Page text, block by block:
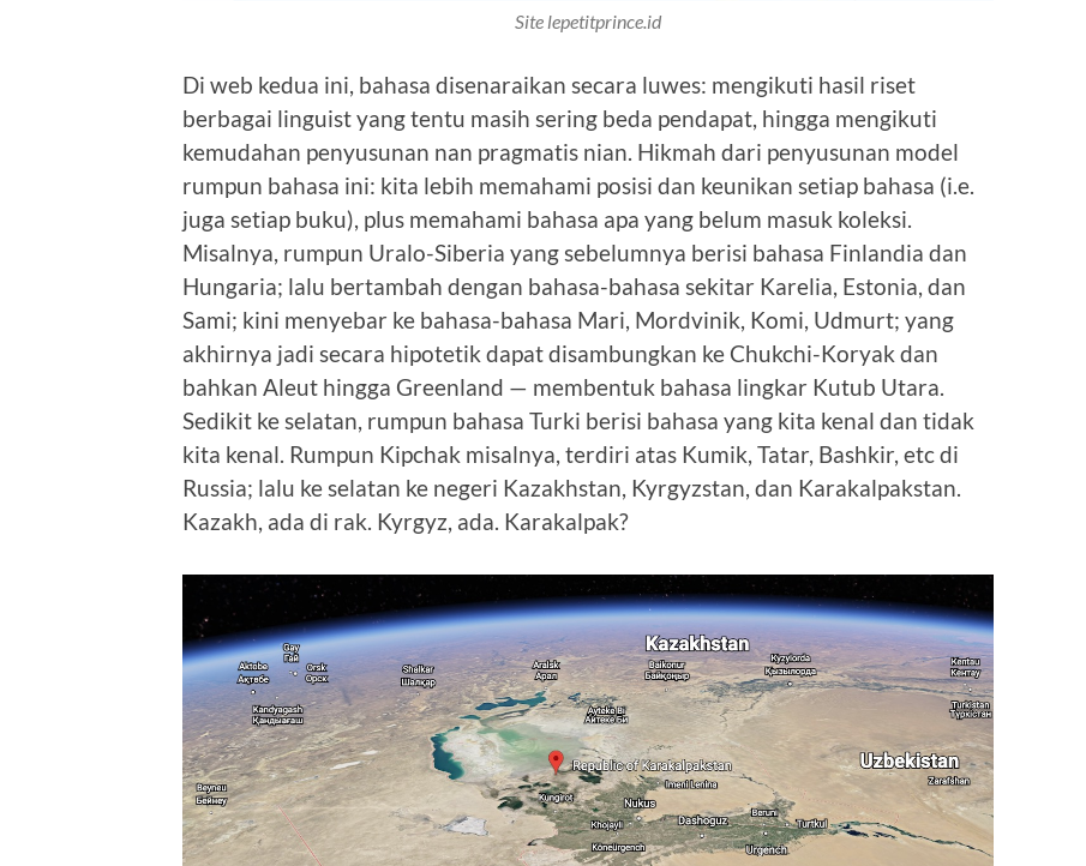
Site lepetitprince.id
Di web kedua ini, bahasa disenaraikan secara luwes: mengikuti hasil riset
berbagai linguist yang tentu masih sering beda pendapat, hingga mengikuti
kemudahan penyusunan nan pragmatis nian. Hikmah dari penyusunan model
rumpun bahasa ini: kita lebih memahami posisi dan keunikan setiap bahasa (i.e.
juga setiap buku), plus memahami bahasa apa yang belum masuk koleksi.
Misalnya, rumpun Uralo-Siberia yang sebelumnya berisi bahasa Finlandia dan
Hungaria; lalu bertambah dengan bahasa-bahasa sekitar Karelia, Estonia, dan
Sami; kini menyebar ke bahasa-bahasa Mari, Mordvinik, Komi, Udmurt; yang
akhirnya jadi secara hipotetik dapat disambungkan ke Chukchi-Koryak dan
bahkan Aleut hingga Greenland — membentuk bahasa lingkar Kutub Utara.
Sedikit ke selatan, rumpun bahasa Turki berisi bahasa yang kita kenal dan tidak
kita kenal. Rumpun Kipchak misalnya, terdiri atas Kumik, Tatar, Bashkir, etc di
Russia; lalu ke selatan ke negeri Kazakhstan, Kyrgyzstan, dan Karakalpakstan.
Kazakh, ada di rak. Kyrgyz, ada. Karakalpak?